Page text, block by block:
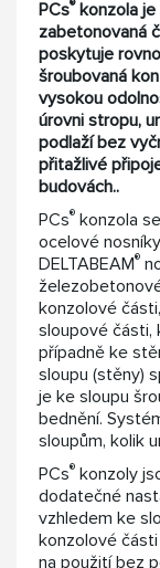
PCs®konzola je
zabetonovaná
poskytuje
šroubovaná
vysokou
úrovni stropu,
podlaží bez
přitažlivé
budovách..
PCs® konzola
ocelové
DELTABEAM®
konzolové
sloupové části,
případně ke
sloupu (stěny)
je ke sloupu
bednění.
sloupům, kolik
PCs® konzoly
dodatečné
vzhledem ke
konzolové
na použití bez